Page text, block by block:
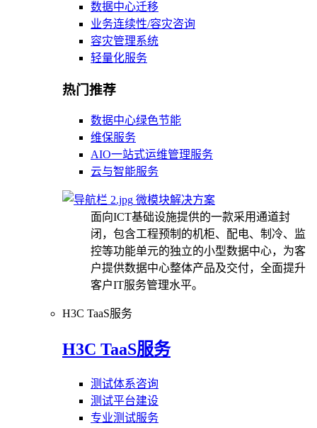
数据中心迁移
业务连续性/容灾咨询
容灾管理系统
轻量化服务
热门推荐
数据中心绿色节能
维保服务
AIO一站式运维管理服务
云与智能服务
微模块解决方案
面向ICT基础设施提供的一款采用通道封
闭，包含工程预制的机柜、配电、制冷、监
控等功能单元的独立的小型数据中心，为客
户提供数据中心整体产品及交付，全面提升
客户IT服务管理水平。
H3C TaaS服务
H3C TaaS服务
测试体系咨询
测试平台建设
专业测试服务